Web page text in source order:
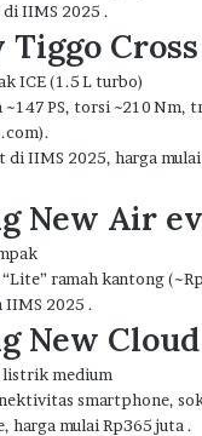
IIMS 2025 .
Tiggo Cross
ICE (1.5 L turbo)
~147 PS, torsi ~210 Nm,
).
di IIMS 2025, harga
New Air ev
“Lite” ramah kantong
IIMS 2025 .
New
listrik medium
smartphone,
harga mulai Rp365 juta .